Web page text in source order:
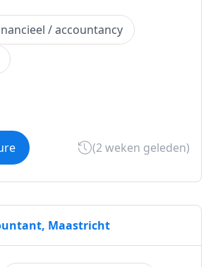
/ accountancy
(2 weken geleden)
Maastricht